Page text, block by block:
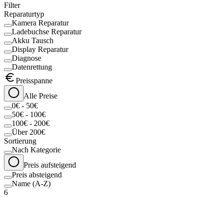
Filter
Reparaturtyp
Kamera Reparatur
Ladebuchse Reparatur
Akku Tausch
Display Reparatur
Diagnose
Datenrettung
Preisspanne
Alle Preise
0€ - 50€
50€ - 100€
100€ - 200€
Über 200€
Sortierung
Nach Kategorie
Preis aufsteigend
Preis absteigend
Name (A-Z)
6